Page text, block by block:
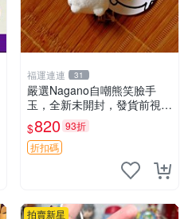
福運連連 31
嚴選Nagano自嘲熊笑臉手
玉，全新未開封，發貨前視頻
確認，海南 廣西 貴州 嚴選N
agano自嘲熊笑臉手玉，全新
未開封，發貨前視頻確認，四
$820 93折
折扣碼
拍賣新星